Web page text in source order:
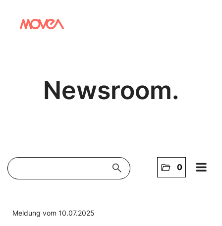
Newsroom.
search folder_open 0
Meldung vom 10.07.2025